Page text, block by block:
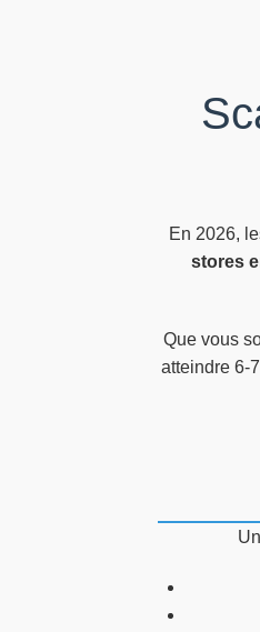
En 2026,
stores
Que vous
atteindre 6-